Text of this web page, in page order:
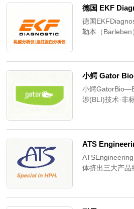
起与奥盛建立长
高校实验室、医
第三方检测中
1000+客户，覆
德国 EKF
德国
勒本（Barleben
+DiaSpectTm/
仪；Biosen采用
45s同时给出葡
CV≤1.5%、传
样本/小时。
小鳄 Gator
小鳄
涉(BLI)技术·非
ATS
体挤出三大产品